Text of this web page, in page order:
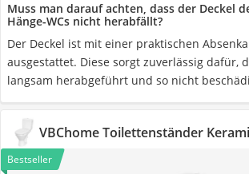
Muss man darauf achten, dass der Deckel
Hänge-WCs nicht herabfällt?
Der Deckel ist mit einer praktischen
ausgestattet. Diese sorgt zuverlässig dafür,
langsam herabgeführt und so nicht
VBChome Toilettenständer
Bestseller